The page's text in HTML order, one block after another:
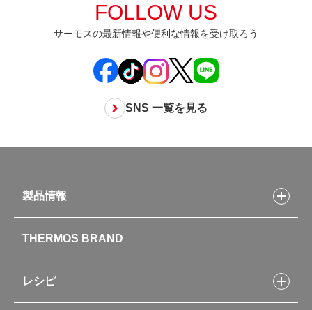
FOLLOW US
サーモスの最新情報や便利な情報を受け取ろう
SNS 一覧を見る
製品情報
水筒
お弁当
キッチン用品
THERMOS BRAND
レシピ